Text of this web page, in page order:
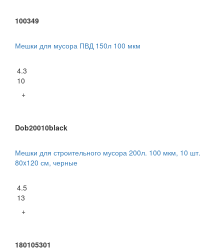
100349
Мешки для мусора ПВД 150л 100 мкм
4.3
10
+
Dob20010black
Мешки для строительного мусора 200л. 100 мкм, 10 шт.
80x120 см, черные
4.5
13
+
180105301